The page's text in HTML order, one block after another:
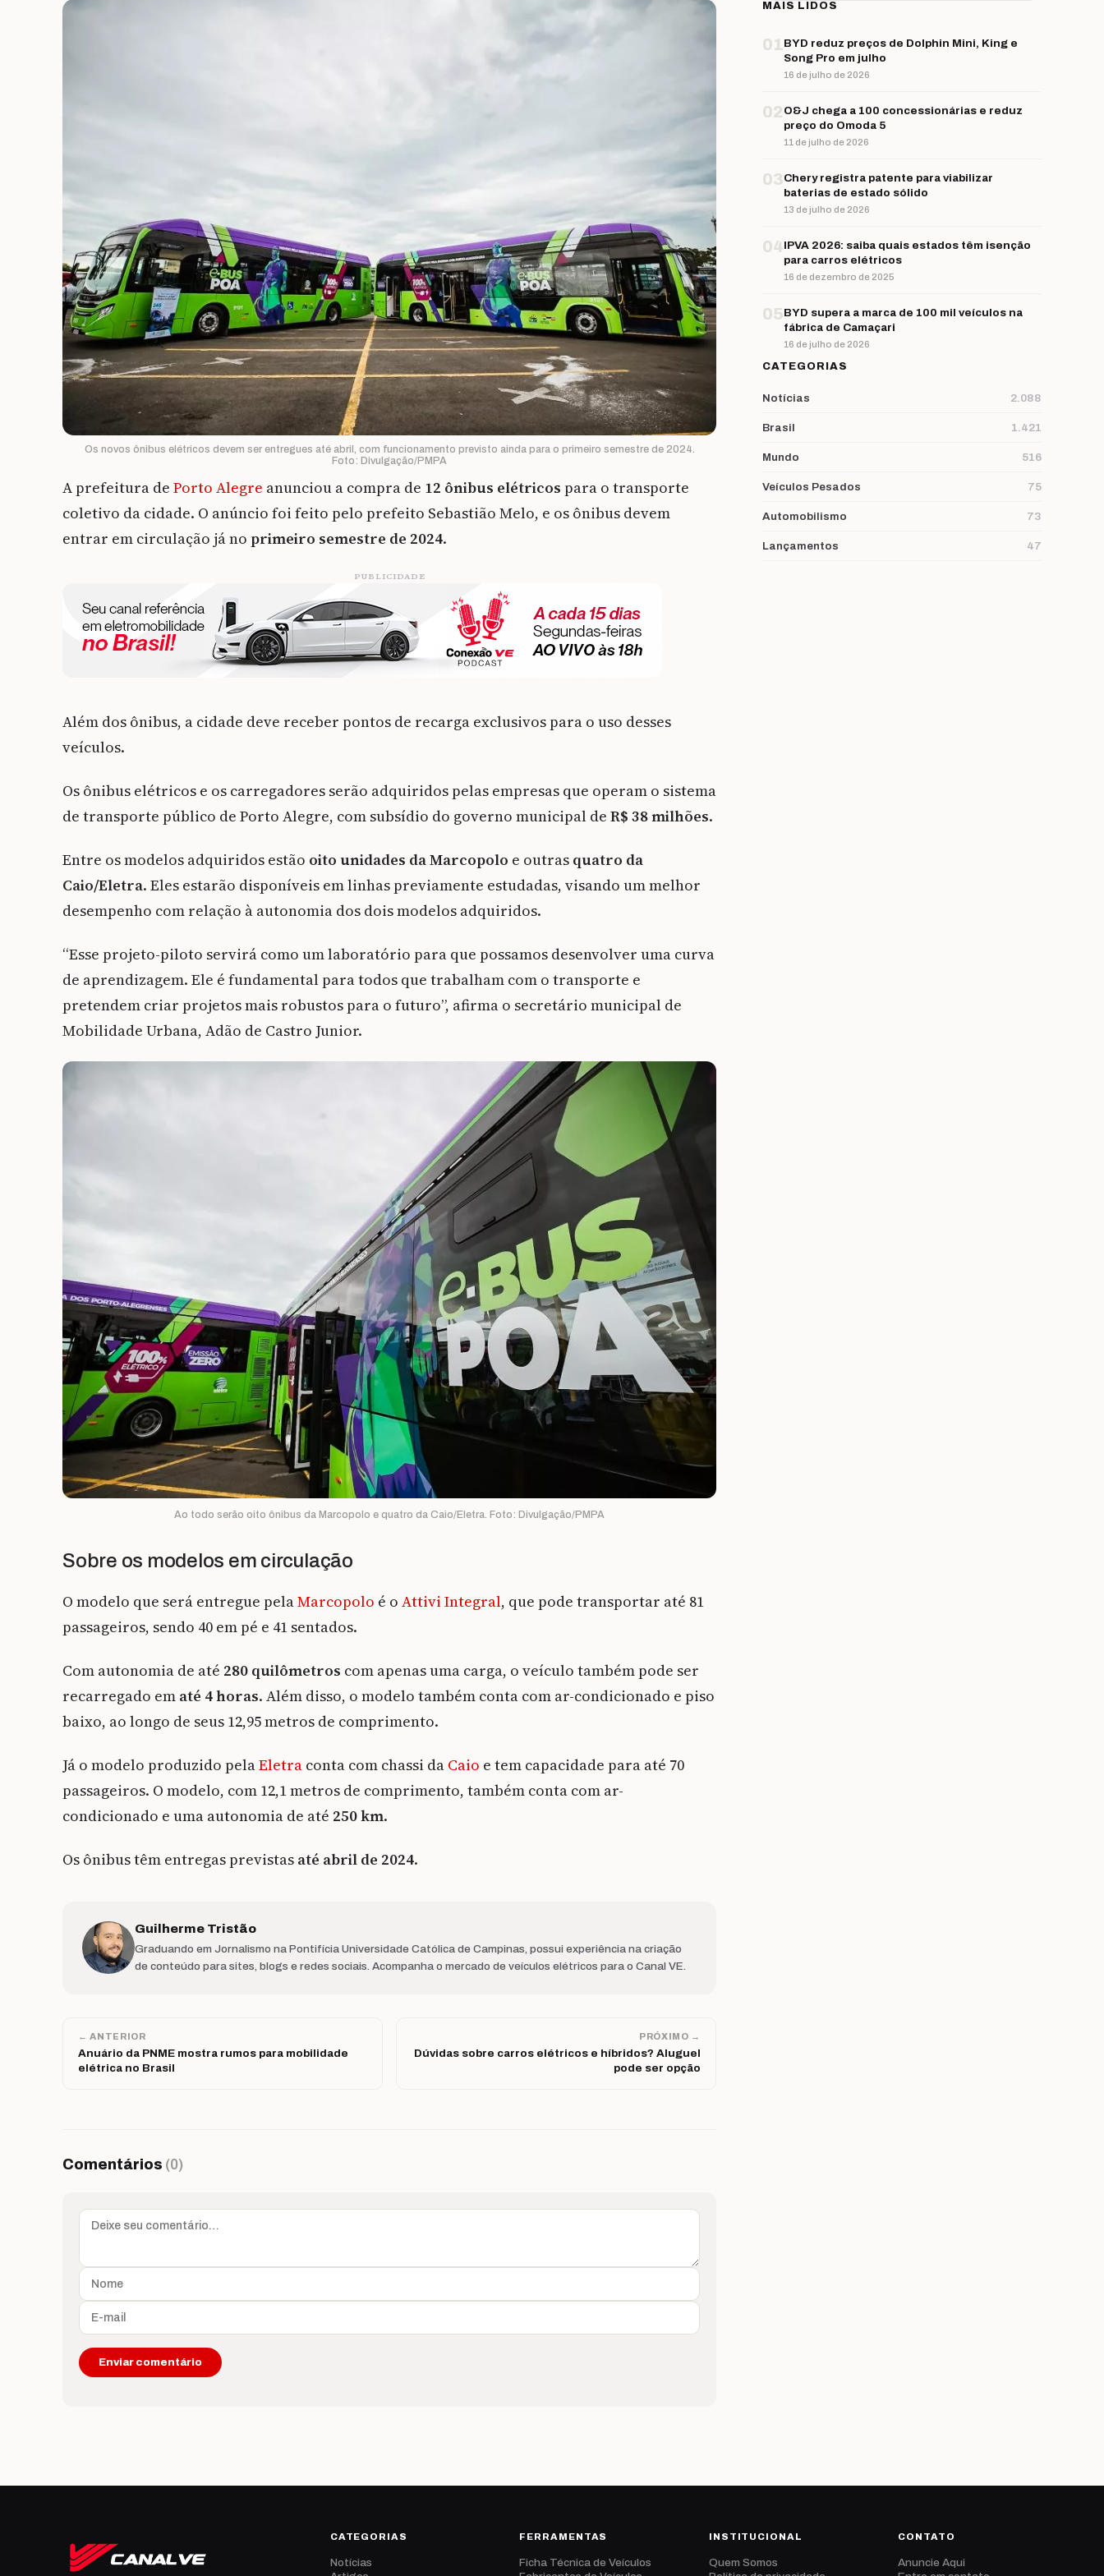
Os novos ônibus elétricos devem ser entregues até abril, com funcionamento previsto ainda para o primeiro semestre de 2024.
Foto: Divulgação/PMPA
A prefeitura de Porto Alegre anunciou a compra de 12 ônibus elétricos para o transporte
coletivo da cidade. O anúncio foi feito pelo prefeito Sebastião Melo, e os ônibus devem
entrar em circulação já no primeiro semestre de 2024.
PUBLICIDADE
Além dos ônibus, a cidade deve receber pontos de recarga exclusivos para o uso desses
veículos.
Os ônibus elétricos e os carregadores serão adquiridos pelas empresas que operam o sistema
de transporte público de Porto Alegre, com subsídio do governo municipal de R$ 38 milhões.
Entre os modelos adquiridos estão oito unidades da Marcopolo e outras quatro da
Caio/Eletra. Eles estarão disponíveis em linhas previamente estudadas, visando um melhor
desempenho com relação à autonomia dos dois modelos adquiridos.
“Esse projeto-piloto servirá como um laboratório para que possamos desenvolver uma curva
de aprendizagem. Ele é fundamental para todos que trabalham com o transporte e
pretendem criar projetos mais robustos para o futuro”, afirma o secretário municipal de
Mobilidade Urbana, Adão de Castro Junior.
Ao todo serão oito ônibus da Marcopolo e quatro da Caio/Eletra. Foto: Divulgação/PMPA
Sobre os modelos em circulação
O modelo que será entregue pelaMarcopolo é o Attivi Integral, que pode transportar até 81
passageiros, sendo 40 em pé e 41 sentados.
Com autonomia de até 280 quilômetros com apenas uma carga, o veículo também pode ser
recarregado em até 4 horas. Além disso, o modelo também conta com ar-condicionado e piso
baixo, ao longo de seus 12,95 metros de comprimento.
Já o modelo produzido pelaEletra conta com chassi da Caio e tem capacidade para até 70
passageiros. O modelo, com 12,1 metros de comprimento, também conta com ar-
condicionado e uma autonomia de até 250 km.
Os ônibus têm entregas previstas até abril de 2024.
Guilherme Tristão
Graduando em Jornalismo na Pontifícia Universidade Católica de Campinas, possui experiência na criação
de conteúdo para sites, blogs e redes sociais. Acompanha o mercado de veículos elétricos para o Canal VE.
← ANTERIOR
Anuário da PNME mostra rumos para mobilidade
elétrica no Brasil
PRÓXIMO →
Dúvidas sobre carros elétricos e híbridos? Aluguel
pode ser opção
Comentários (0)
MAIS LIDOS
01BYD reduz preços de Dolphin Mini, King e
Song Pro em julho
16 de julho de 2026
02 O&J chega a 100 concessionárias e reduz
preço do Omoda 5
11 de julho de 2026
03Chery registra patente para viabilizar
baterias de estado sólido
13 de julho de 2026
04IPVA 2026: saiba quais estados têm isenção
para carros elétricos
16 de dezembro de 2025
05BYD supera a marca de 100 mil veículos na
fábrica de Camaçari
16 de julho de 2026
CATEGORIAS
Notícias 2.088
Brasil 1.421
Mundo 516
Veículos Pesados 75
Automobilismo 73
Lançamentos 47
CATEGORIAS
Notícias
FERRAMENTAS
Ficha Técnica de Veículos
INSTITUCIONAL
Quem Somos
CONTATO
Anuncie Aqui